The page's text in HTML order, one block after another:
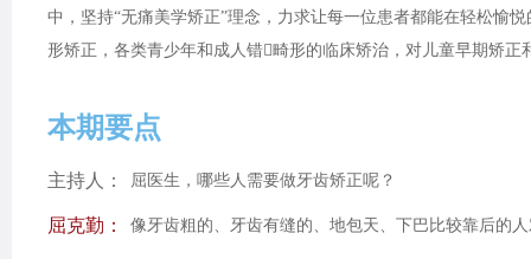
中，坚持“无痛美学矫正”理念，力求让每一位患者都能在轻松愉
形矫正，各类青少年和成人错畸形的临床矫治，对儿童早期矫
本期要点
主持人： 屈医生，哪些人需要做牙齿矫正呢？
屈克勤： 像牙齿粗的、牙齿有缝的、地包天、下巴比较靠后的